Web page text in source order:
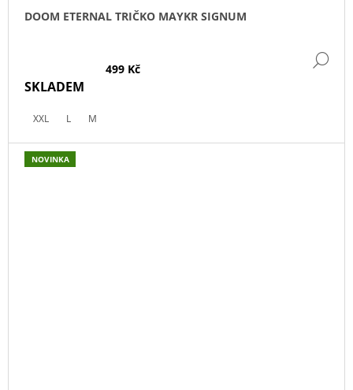
DOOM ETERNAL TRIČKO MAYKR SIGNUM
499 Kč
SKLADEM
XXL L M
NOVINKA